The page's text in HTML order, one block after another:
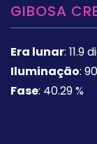
GIBOSA
Era lunar: 11.9
Iluminação:
Fase: 40.29 %